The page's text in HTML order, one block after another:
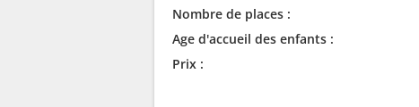
Nombre de places :
Age d'accueil des enfants :
Prix :